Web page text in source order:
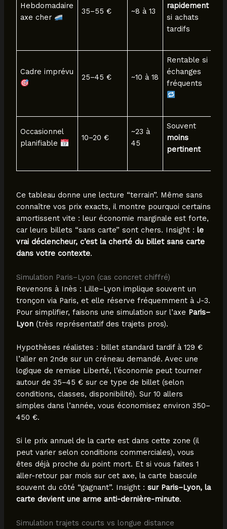
Hebdomadaire
axe cher
35–55 € ~8 à 13
rapidement
si achats
tardifs
Cadre imprévu
25–45 € ~10 à 18
Rentable si
échanges
fréquents
Occasionnel
planifiable
10–20 €
~23 à
45
Souvent
moins
pertinent
Ce tableau donne une lecture “terrain”. Même sans
connaître vos prix exacts, il montre pourquoi certains
amortissent vite : leur économie marginale est forte,
car leurs billets “sans carte” sont chers. Insight : le
vrai déclencheur, c’est la cherté du billet sans carte
dans votre contexte.
Simulation Paris–Lyon (cas concret chiffré)
Revenons à Inès : Lille–Lyon implique souvent un
tronçon via Paris, et elle réserve fréquemment à J-3.
Pour simplifier, faisons une simulation sur l’axe Paris–
Lyon(très représentatif des trajets pros).
Hypothèses réalistes : billet standard tardif à 129 €
l’aller en 2nde sur un créneau demandé. Avec une
logique de remise Liberté, l’économie peut tourner
autour de 35–45 € sur ce type de billet (selon
conditions, classes, disponibilité). Sur 10 allers
simples dans l’année, vous économisez environ 350–
450 €.
Si le prix annuel de la carte est dans cette zone (il
peut varier selon conditions commerciales), vous
êtes déjà proche du point mort. Et si vous faites 1
aller-retour par mois sur cet axe, la carte bascule
souvent du côté “gagnant”. Insight : sur Paris–Lyon, la
carte devient une arme anti-dernière-minute.
Simulation trajets courts vs longue distance